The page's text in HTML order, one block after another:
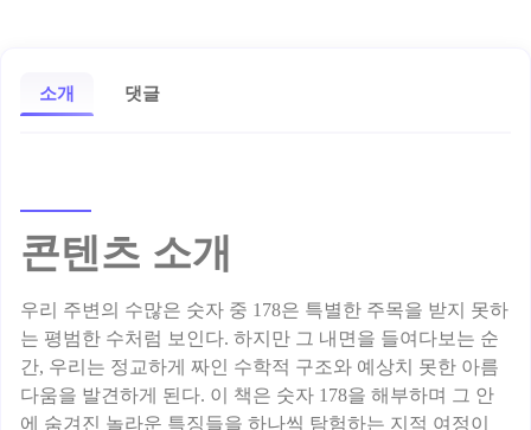
소개 댓글
콘텐츠 소개
우리 주변의 수많은 숫자 중 178은 특별한 주목을 받지 못하
는 평범한 수처럼 보인다. 하지만 그 내면을 들여다보는 순
간, 우리는 정교하게 짜인 수학적 구조와 예상치 못한 아름
다움을 발견하게 된다. 이 책은 숫자 178을 해부하며 그 안
에 숨겨진 놀라운 특징들을 하나씩 탐험하는 지적 여정이